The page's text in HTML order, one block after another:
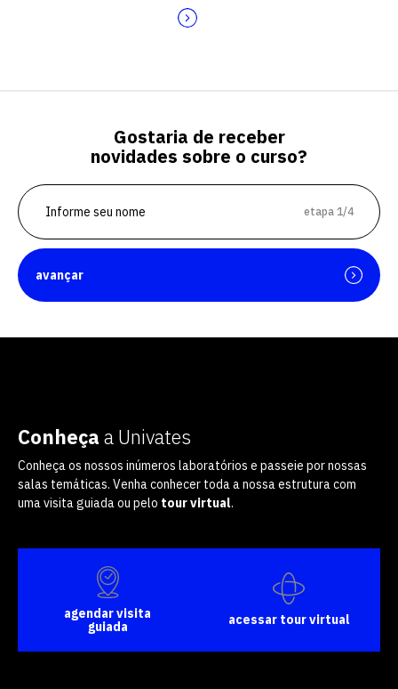
Gostaria de receber
novidades sobre o curso?
etapa 1/4
avançar
Conheça a Univates
Conheça os nossos inúmeros laboratórios e passeie por nossas
salas temáticas. Venha conhecer toda a nossa estrutura com
uma visita guiada ou pelo tour virtual.
agendar visita
guiada
acessar tour virtual